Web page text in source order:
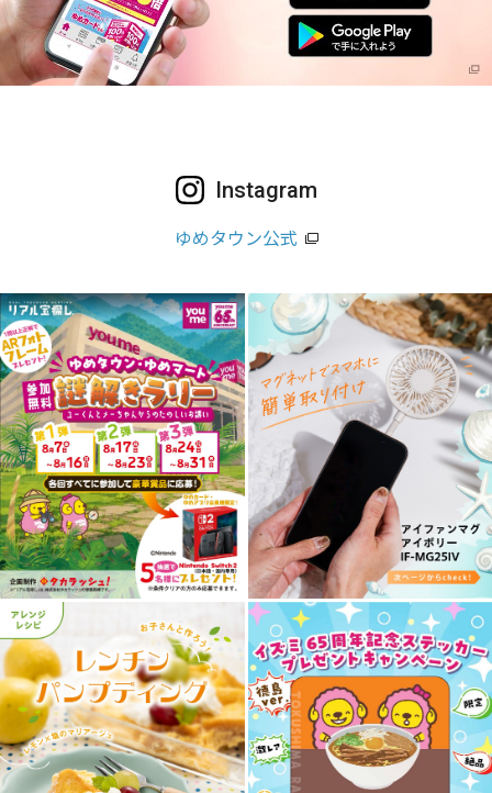
Instagram
ゆめタウン公式